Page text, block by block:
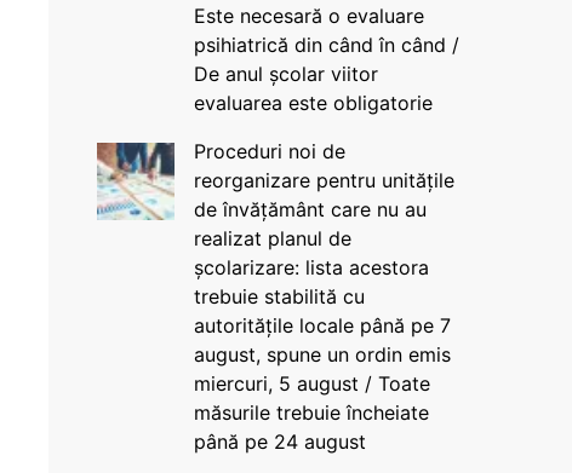
Este necesară o evaluare
psihiatrică din când în când /
De anul școlar viitor
evaluarea este obligatorie
Proceduri noi de
reorganizare pentru unitățile
de învățământ care nu au
realizat planul de
școlarizare: lista acestora
trebuie stabilită cu
autoritățile locale până pe 7
august, spune un ordin emis
miercuri, 5 august / Toate
măsurile trebuie încheiate
până pe 24 august